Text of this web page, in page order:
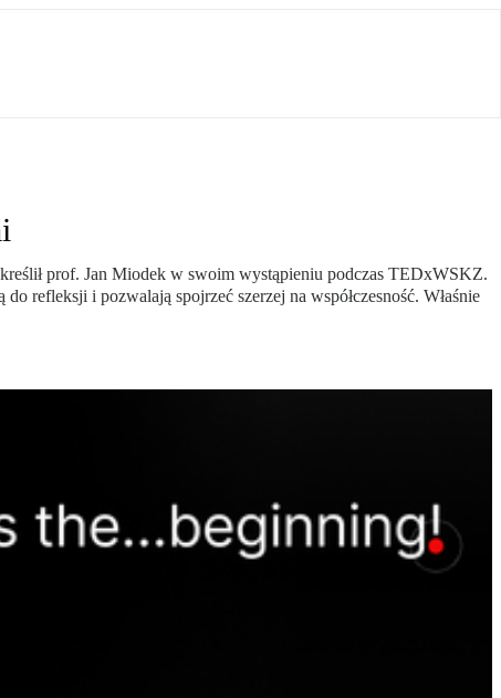
prof. Jan Miodek w swoim wystąpieniu podczas TEDxWSKZ.
refleksji i pozwalają spojrzeć szerzej na współczesność. Właśnie